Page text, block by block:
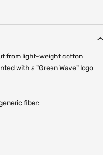
from light-weight cotton
with a "Green Wave" logo
fiber: